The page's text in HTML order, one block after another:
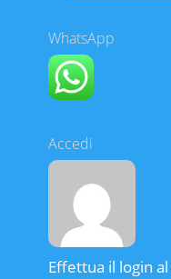
WhatsApp
Accedi
Effettua il login